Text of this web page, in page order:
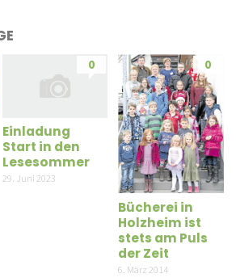
0
Einladung
Start in den
Lesesommer
29. Juni 2023
0
Bücherei in
Holzheim ist
stets am Puls
der Zeit
6. März 2014